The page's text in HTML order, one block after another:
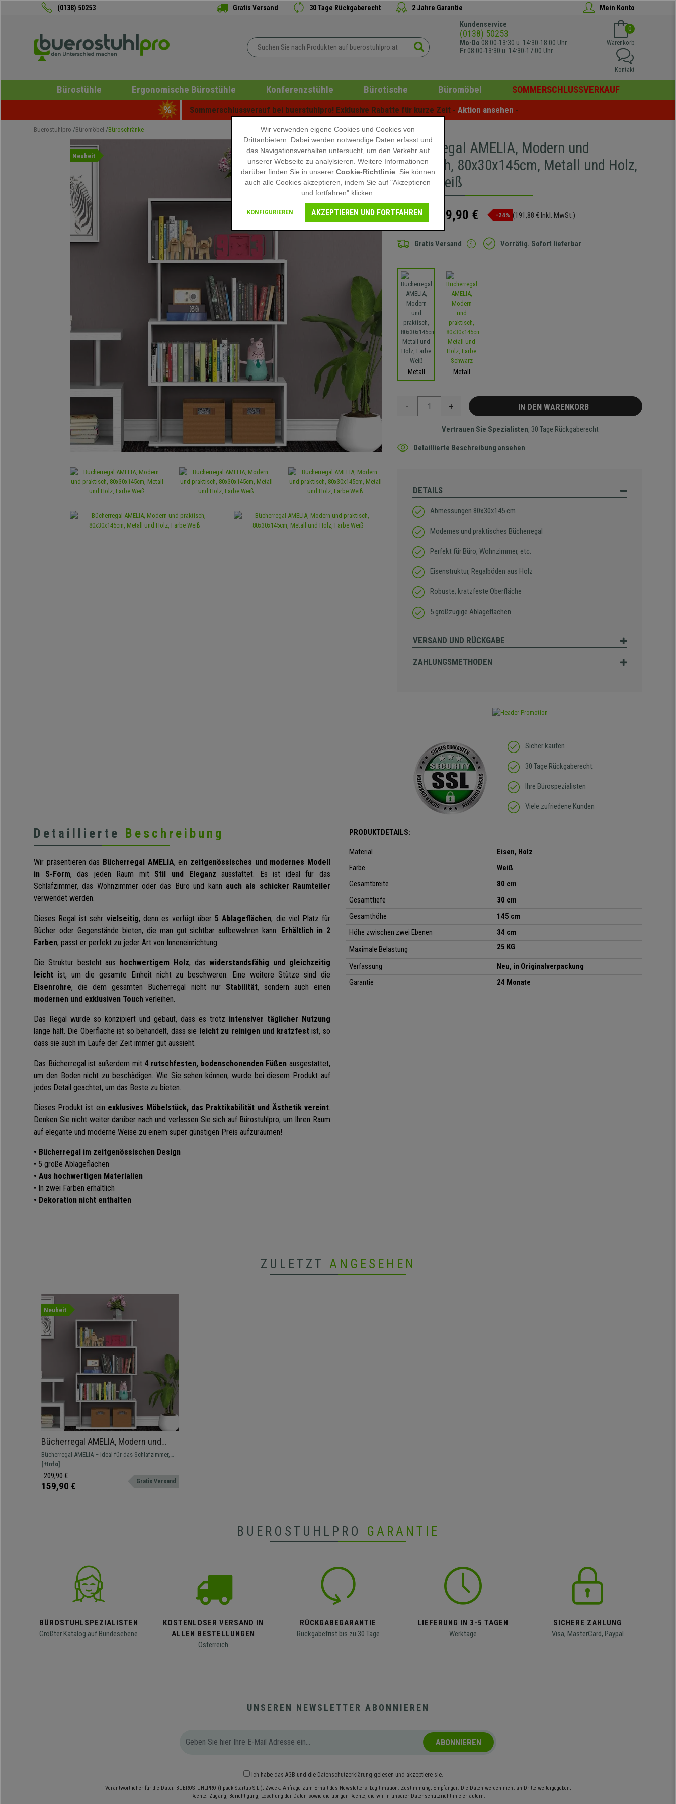
(0138) 50253 Gratis Versand 30 Tage Rückgaberecht 2 Jahre Garantie Mein Konto
Kundenservice
(0138) 50253
Mo-Do 08:00-13:30 u. 14:30-18:00 Uhr
Fr 08:00-13:30 u. 14:30-17:00 Uhr
0
Warenkorb
Kontakt
Bürostühle Ergonomische Bürostühle Konferenzstühle Bürotische Büromöbel SOMMERSCHLUSSVERKAUF
Sommerschlussverauf bei buerstuhlpro! Exklusive Rabatte für kurze Zeit - Aktion ansehen -
Buerostuhlpro Büromöbel Büroschränke
Neuheit
Bücherregal AMELIA, Modern und
praktisch, 80x30x145cm, Metall und Holz,
Farbe Weiß
209,90 € 159,90 € -24% (191,88 € Inkl. MwSt.)
Gratis Versand Vorrätig. Sofort lieferbar
Metall Metall
- + IN DEN WARENKORB
Vertrauen Sie Spezialisten, 30 Tage Rückgaberecht
Detaillierte Beschreibung ansehen
DETAILS
Abmessungen 80x30x145 cm
Modernes und praktisches Bücherregal
Perfekt für Büro, Wohnzimmer, etc.
Eisenstruktur, Regalböden aus Holz
Robuste, kratzfeste Oberfläche
5 großzügige Ablageflächen
VERSAND UND RÜCKGABE
ZAHLUNGSMETHODEN
Sicher kaufen
30 Tage Rückgaberecht
Ihre Bürospezialisten
Viele zufriedene Kunden
Detaillierte Beschreibung
Wir präsentieren das Bücherregal AMELIA, ein zeitgenössisches und modernes Modell
in S-Form, das jeden Raum mit Stil und Eleganz ausstattet. Es ist ideal für das
Schlafzimmer, das Wohnzimmer oder das Büro und kann auch als schicker Raumteiler
verwendet werden.
Dieses Regal ist sehr vielseitig, denn es verfügt über5 Ablageflächen, die viel Platz für
Bücher oder Gegenstände bieten, die man gut sichtbar aufbewahren kann. Erhältlich in 2
Farben, passt er perfekt zu jeder Art von Inneneinrichtung.
Die Struktur besteht aus hochwertigem Holz, daswiderstandsfähig und gleichzeitig
leicht ist, um die gesamte Einheit nicht zu beschweren. Eine weitere Stütze sind die
Eisenrohre, die dem gesamten Bücherregal nicht nur Stabilität, sondern auch einen
modernen und exklusiven Touch verleihen.
Das Regal wurde so konzipiert und gebaut, dass es trotz intensiver täglicher Nutzung
lange hält. Die Oberfläche ist so behandelt, dass sie leicht zu reinigen und kratzfestist, so
dass sie auch im Laufe der Zeit immer gut aussieht.
Das Bücherregal ist außerdem mit 4 rutschfesten, bodenschonenden Füßen ausgestattet,
um den Boden nicht zu beschädigen. Wie Sie sehen können, wurde bei diesem Produkt auf
jedes Detail geachtet, um das Beste zu bieten.
Dieses Produkt ist ein exklusives Möbelstück, das Praktikabilität und Ästhetik vereint.
Denken Sie nicht weiter darüber nach und verlassen Sie sich auf Bürostuhlpro, um Ihren Raum
auf elegante und moderne Weise zu einem super günstigen Preis aufzuräumen!
• Bücherregal im zeitgenössischen Design
• 5 große Ablageflächen
• Aus hochwertigen Materialien
• In zwei Farben erhältlich
• Dekoration nicht enthalten
PRODUKTDETAILS:
Material
Eisen, Holz
Farbe
Weiß
Gesamtbreite
80 cm
Gesamttiefe
30 cm
Gesamthöhe
145 cm
Höhe zwischen zwei Ebenen
34 cm
Maximale Belastung
25 KG
Verfassung
Neu, in Originalverpackung
Garantie
24 Monate
ZULETZT ANGESEHEN
Neuheit
Bücherregal AMELIA, Modern und
praktisch, 80x30x145cm, Metall und
Holz, Farbe Weiß
Bücherregal AMELIA – Ideal für das Schlafzimmer,
Wohnzimmer und Büro. Bietet viel Platz und ist aus
hochwertigen Materialien gefertigt.
[+Info]
209,90 €
159,90 € Gratis Versand
BUEROSTUHLPRO GARANTIE
BÜROSTUHLSPEZIALISTEN
Größter Katalog auf Bundesebene
KOSTENLOSER VERSAND IN
ALLEN BESTELLUNGEN
Österreich
RÜCKGABEGARANTIE
Rückgabefrist bis zu 30 Tage
LIEFERUNG IN 3-5 TAGEN
Werktage
SICHERE ZAHLUNG
Visa, MasterCard, Paypal
UNSEREN NEWSLETTER ABONNIEREN
ABONNIEREN
Ich habe das AGB und die Datenschutzerklärung gelesen und akzeptiere sie.
Verantwortlicher für die Datei: BUEROSTUHLPRO (Ilpack Startup S.L.); Zweck: Anfrage zum Erhalt des Newsletters; Legitimation: Zustimmung; Empfänger: Die Daten werden nicht an Dritte weitergegeben;
Rechte: Zugang, Berichtigung, Löschung der Daten sowie die übrigen Rechte, die wir in unserer Datenschutzrichtlinie erläutern.
Wir verwenden eigene Cookies und Cookies von
Drittanbietern. Dabei werden notwendige Daten erfasst und
das Navigationsverhalten untersucht, um den Verkehr auf
unserer Webseite zu analylsieren. Weitere Informationen
darüber finden Sie in unserer Cookie-Richtlinie. Sie können
auch alle Cookies akzeptieren, indem Sie auf "Akzeptieren
und fortfahren" klicken.
KONFIGURIEREN AKZEPTIEREN UND FORTFAHREN